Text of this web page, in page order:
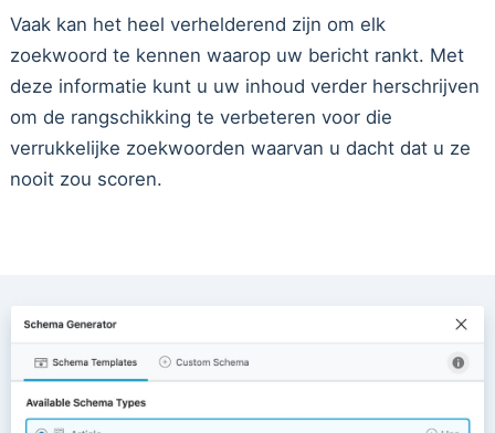
Vaak kan het heel verhelderend zijn om elk
zoekwoord te kennen waarop uw bericht rankt. Met
deze informatie kunt u uw inhoud verder herschrijven
om de rangschikking te verbeteren voor die
verrukkelijke zoekwoorden waarvan u dacht dat u ze
nooit zou scoren.